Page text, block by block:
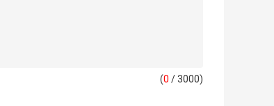
(0 / 3000)